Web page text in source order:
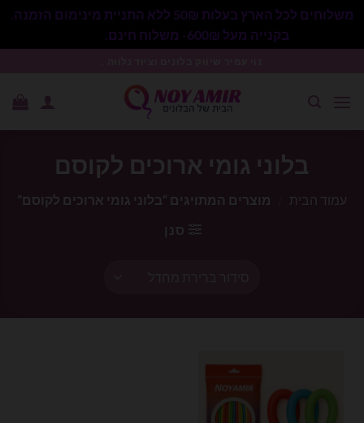
משלוחים לכל הארץ בעלות 50₪ ללא התניית מינימום הזמנה.
בקנייה מעל 600₪- משלוח חינם.
בלוני גומי ארוכים לקוסם
עמוד הבית
מוצרים המתויגים “בלוני גומי ארוכים לקוסם”
סנן